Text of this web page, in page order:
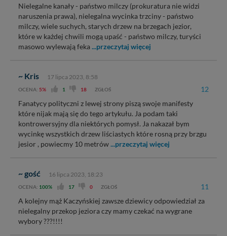
Nielegalne kanały - państwo milczy (prokuratura nie widzi
naruszenia prawa), nielegalna wycinka trzciny - państwo
milczy, wiele suchych, starych drzew na brzegach jezior,
które w każdej chwili mogą upaść - państwo milczy, turyści
masowo wylewają feka...przeczytaj więcej
~ Kris 17 lipca 2023, 8:58
OCENA: 5% 1 18 ZGŁOŚ 12
Fanatycy polityczni z lewej strony piszą swoje manifesty
które nijak mają się do tego artykułu. Ja podam taki
kontrowersyjny dla niektórych pomysł. Ja nakazał bym
wycinkę wszystkich drzew liściastych które rosną przy brzgu
jesior , powiecmy 10 metrów...przeczytaj więcej
~ gość 16 lipca 2023, 18:23
OCENA: 100% 17 0 ZGŁOŚ 11
A kolejny mąż Kaczyńskiej zawsze dziewicy odpowiedział za
nielegalny przekop jeziora czy mamy czekać na wygrane
wybory ???!!!!